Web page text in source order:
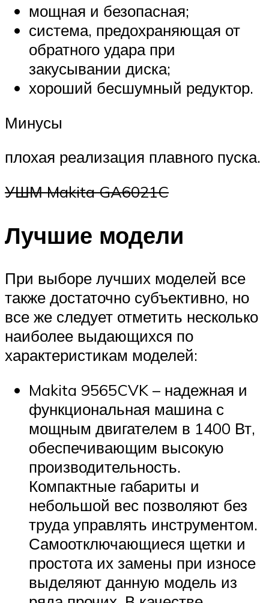
мощная и безопасная;
система, предохраняющая от
обратного удара при
закусывании диска;
хороший бесшумный редуктор.
Минусы
плохая реализация плавного пуска.
УШМ Makita GA6021C
Лучшие модели
При выборе лучших моделей все
также достаточно субъективно, но
все же следует отметить несколько
наиболее выдающихся по
характеристикам моделей:
Makita 9565CVK – надежная и
функциональная машина с
мощным двигателем в 1400 Вт,
обеспечивающим высокую
производительность.
Компактные габариты и
небольшой вес позволяют без
труда управлять инструментом.
Самоотключающиеся щетки и
простота их замены при износе
выделяют данную модель из